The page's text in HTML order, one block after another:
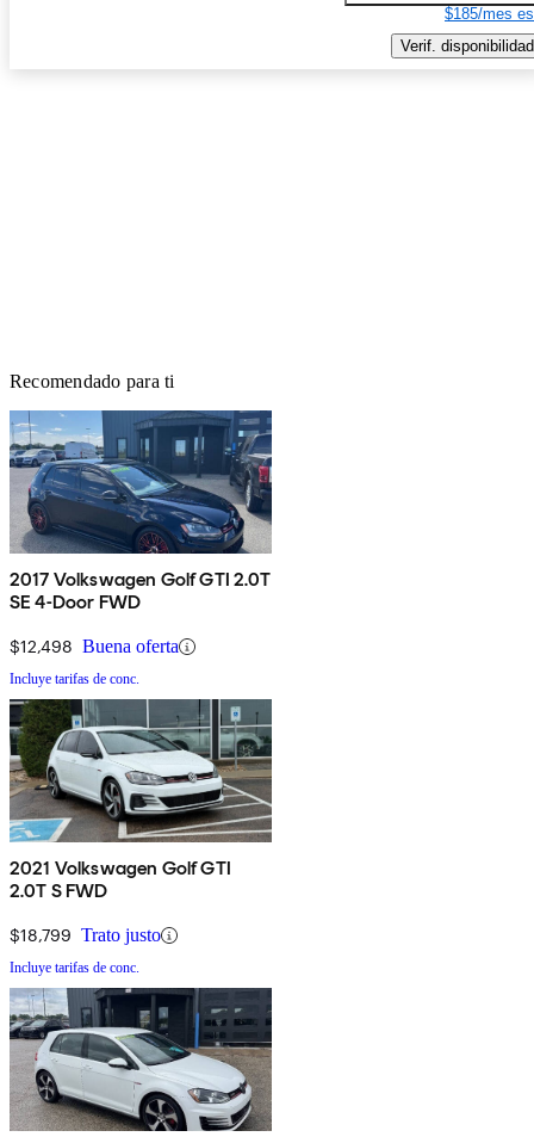
$185/mes
Verif. disponibilidad
Recomendado para ti
2017 Volkswagen Golf GTI 2.0T
SE 4-Door FWD
$12,498 Buena oferta
Incluye tarifas de conc.
2021 Volkswagen Golf GTI
2.0T S FWD
$18,799 Trato justo
Incluye tarifas de conc.